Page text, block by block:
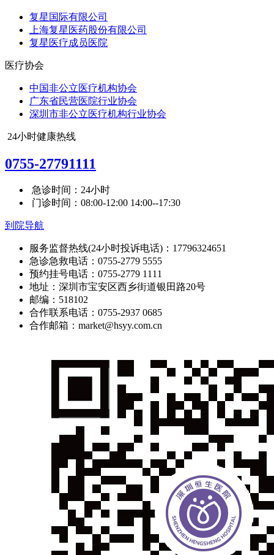
复星国际有限公司
上海复星医药股份有限公司
复星医疗成员医院
医疗协会
中国非公立医疗机构协会
广东省民营医院行业协会
深圳市非公立医疗机构行业协会
24小时健康热线
0755-27791111
急诊时间：24小时
门诊时间：08:00-12:00 14:00--17:30
到院导航
服务监督热线(24小时投诉电话)：17796324651
急诊急救电话：0755-2779 5555
预约挂号电话：0755-2779 1111
地址：深圳市宝安区西乡街道银田路20号
邮编：518102
合作联系电话：0755-2937 0685
合作邮箱：market@hsyy.com.cn